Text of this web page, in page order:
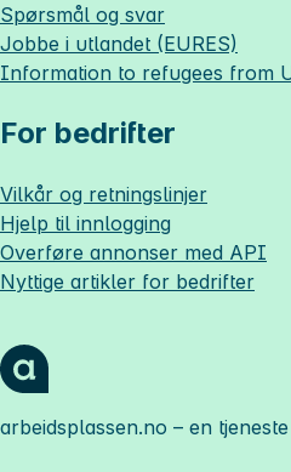
Spørsmål og svar
Jobbe i utlandet (EURES)
Information to refugees from
For bedrifter
Vilkår og retningslinjer
Hjelp til innlogging
Overføre annonser med API
Nyttige artikler for bedrifter
arbeidsplassen.no – en